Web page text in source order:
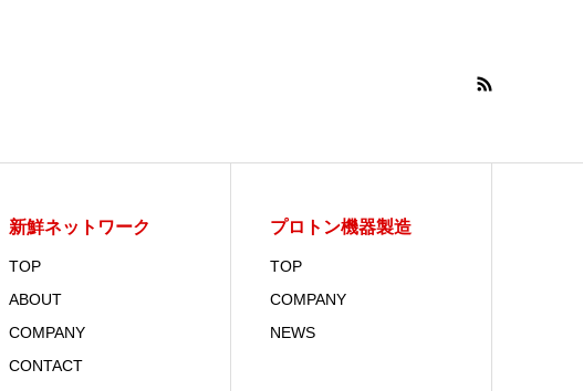
新鮮ネットワーク
TOP
ABOUT
COMPANY
CONTACT
プロトン機器製造
TOP
COMPANY
NEWS